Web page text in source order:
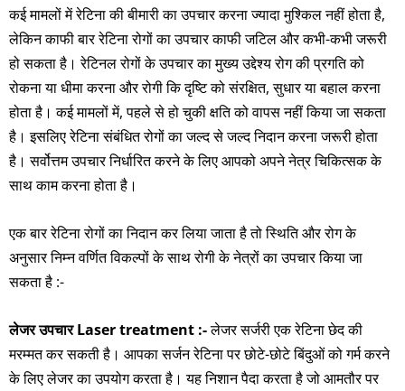
कई मामलों में रेटिना की बीमारी का उपचार करना ज्यादा मुश्किल नहीं होता है,
लेकिन काफी बार रेटिना रोगों का उपचार काफी जटिल और कभी-कभी जरूरी
हो सकता है। रेटिनल रोगों के उपचार का मुख्य उद्देश्य रोग की प्रगति को
रोकना या धीमा करना और रोगी कि दृष्टि को संरक्षित, सुधार या बहाल करना
होता है। कई मामलों में, पहले से हो चुकी क्षति को वापस नहीं किया जा सकता
है। इसलिए रेटिना संबंधित रोगों का जल्द से जल्द निदान करना जरूरी होता
है। सर्वोत्तम उपचार निर्धारित करने के लिए आपको अपने नेत्र चिकित्सक के
साथ काम करना होता है।
एक बार रेटिना रोगों का निदान कर लिया जाता है तो स्थिति और रोग के
अनुसार निम्न वर्णित विकल्पों के साथ रोगी के नेत्रों का उपचार किया जा
सकता है :-
लेजर उपचार Laser treatment :-लेजर सर्जरी एक रेटिना छेद की
मरम्मत कर सकती है। आपका सर्जन रेटिना पर छोटे-छोटे बिंदुओं को गर्म करने
के लिए लेजर का उपयोग करता है। यह निशान पैदा करता है जो आमतौर पर